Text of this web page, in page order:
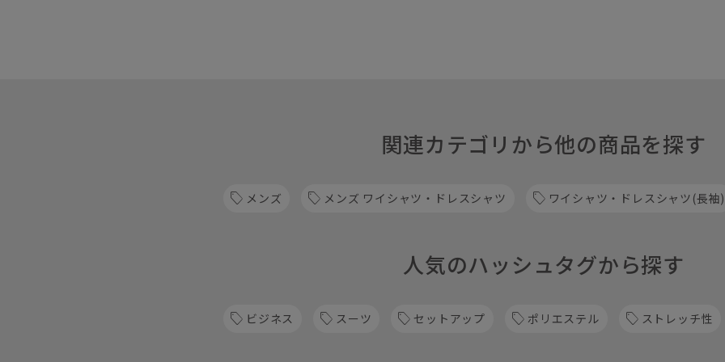
関連カテゴリから他の商品を探す
メンズ メンズ ワイシャツ・ドレスシャツ ワイシャツ・ドレスシャツ(長袖)
人気のハッシュタグから探す
ビジネス スーツ セットアップ ポリエステル ストレッチ性